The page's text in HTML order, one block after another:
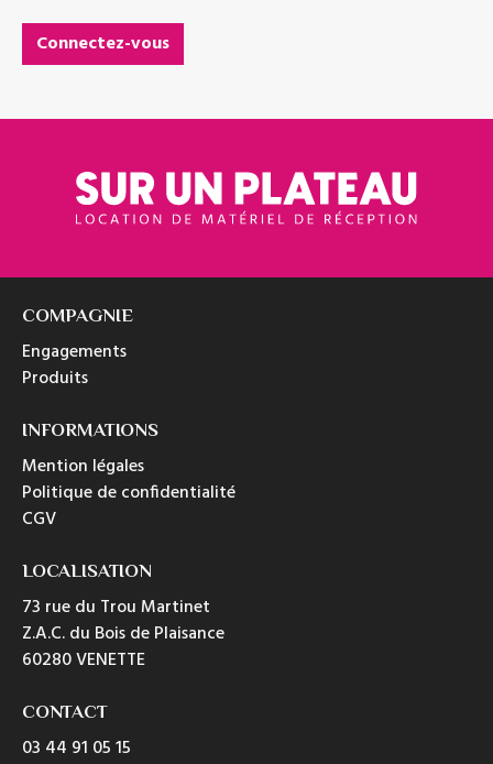
Connectez-vous
COMPAGNIE
Engagements
Produits
INFORMATIONS
Mention légales
Politique de confidentialité
CGV
LOCALISATION
73 rue du Trou Martinet
Z.A.C. du Bois de Plaisance
60280 VENETTE
CONTACT
03 44 91 05 15